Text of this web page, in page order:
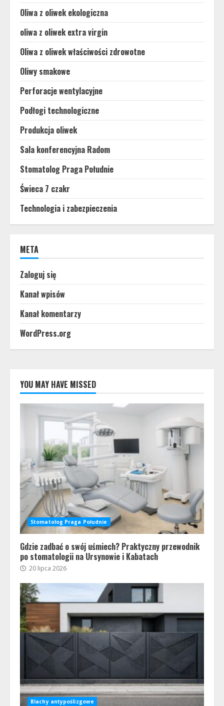
Oliwa z oliwek ekologiczna
oliwa z oliwek extra virgin
Oliwa z oliwek właściwości zdrowotne
Oliwy smakowe
Perforacje wentylacyjne
Podłogi technologiczne
Produkcja oliwek
Sala konferencyjna Radom
Stomatolog Praga Południe
Świeca 7 czakr
Technologia i zabezpieczenia
META
Zaloguj się
Kanał wpisów
Kanał komentarzy
WordPress.org
YOU MAY HAVE MISSED
Stomatolog Praga Południe
Gdzie zadbać o swój uśmiech? Praktyczny przewodnik
po stomatologii na Ursynowie i Kabatach
20 lipca 2026
Blachy antypoślizgowe